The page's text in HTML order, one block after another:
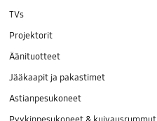
TVs
Projektorit
Äänituotteet
Jääkaapit ja pakastimet
Astianpesukoneet